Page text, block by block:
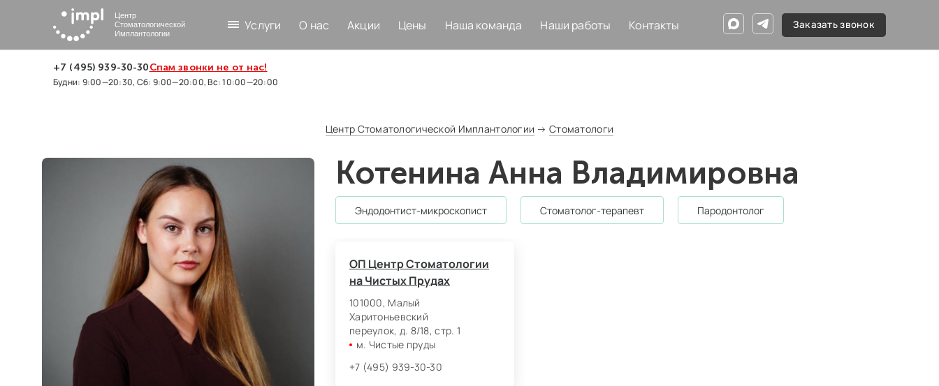
Центр
Стоматологической
Имплантологии
Услуги О нас Акции Цены Наша команда Наши работы Контакты Заказать звонок
+7 (495) 939-30-30Спам звонки не от нас!
Будни: 9:00—20:30, Сб: 9:00—20:00, Вс: 10:00—20:00
Центр Стоматологической Имплантологии →Стоматологи
Котенина Анна Владимировна
эндодонтист‑микроскопист стоматолог-терапевт пародонтолог
ОП Центр Стоматологии
на Чистых Прудах
101000, Малый
Харитоньевский
переулок, д. 8/18, стр. 1
м. Чистые пруды
+7 (495) 939-30-30